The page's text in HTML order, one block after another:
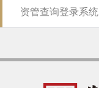
资管查询登录系统